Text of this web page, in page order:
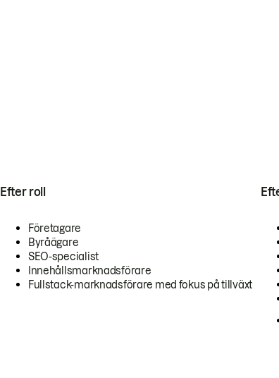
Efter roll
Företagare
Byråägare
SEO-specialist
Innehållsmarknadsförare
Fullstack-marknadsförare med fokus på tillväxt